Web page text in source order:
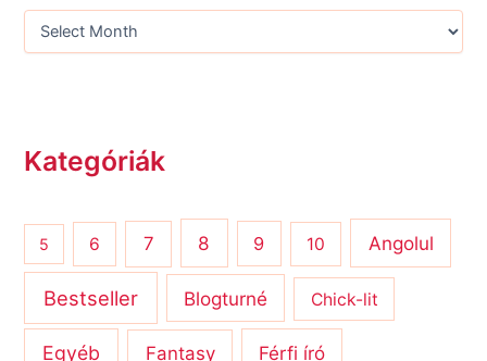
Kategóriák
5 6 7 8 9 10 Angolul
Bestseller Blogturné Chick-lit
Egyéb Fantasy Férfi író